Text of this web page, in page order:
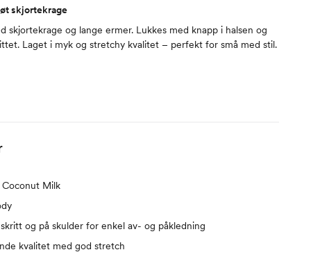
skjortekrage
skjortekrage og lange ermer. Lukkes med knapp i halsen og
Laget i myk og stretchy kvalitet – perfekt for små med stil.
Milk
og på skulder for enkel av- og påkledning
kvalitet med god stretch